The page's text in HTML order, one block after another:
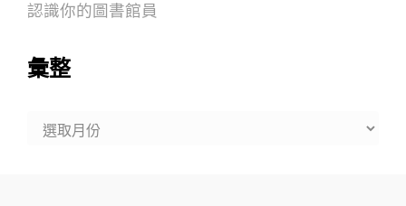
認識你的圖書館員
彙整